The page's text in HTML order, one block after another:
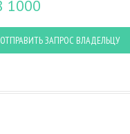
1000
ОТПРАВИТЬ ЗАПРОС ВЛАДЕЛЬЦУ